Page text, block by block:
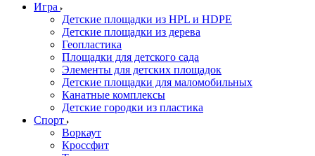
Игра
Детские площадки из HPL и HDPE
Детские площадки из дерева
Геопластика
Площадки для детского сада
Элементы для детских площадок
Детские площадки для маломобильных
Канатные комплексы
Детские городки из пластика
Спорт
Воркаут
Кроссфит